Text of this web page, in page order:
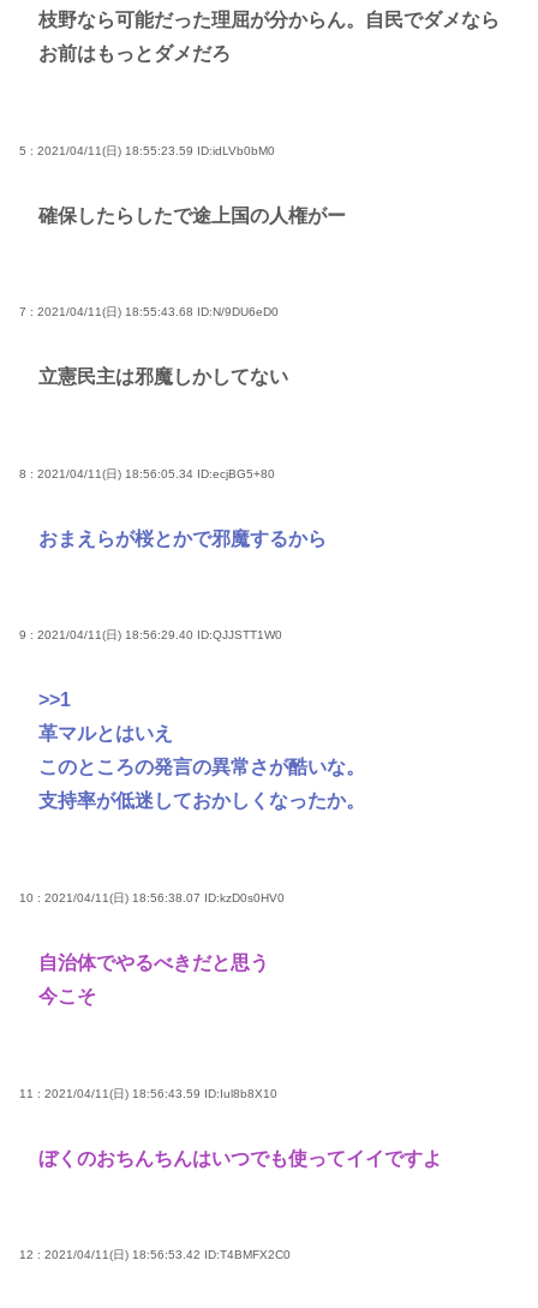
枝野なら可能だった理屈が分からん。自民でダメなら
お前はもっとダメだろ
5 : 2021/04/11(日) 18:55:23.59 ID:idLVb0bM0
確保したらしたで途上国の人権がー
7 : 2021/04/11(日) 18:55:43.68 ID:N/9DU6eD0
立憲民主は邪魔しかしてない
8 : 2021/04/11(日) 18:56:05.34 ID:ecjBG5+80
おまえらが桜とかで邪魔するから
9 : 2021/04/11(日) 18:56:29.40 ID:QJJSTT1W0
>>1
革マルとはいえ
このところの発言の異常さが酷いな。
支持率が低迷しておかしくなったか。
10 : 2021/04/11(日) 18:56:38.07 ID:kzD0s0HV0
自治体でやるべきだと思う
今こそ
11 : 2021/04/11(日) 18:56:43.59 ID:Iul8b8X10
ぼくのおちんちんはいつでも使ってイイですよ
12 : 2021/04/11(日) 18:56:53.42 ID:T4BMFX2C0